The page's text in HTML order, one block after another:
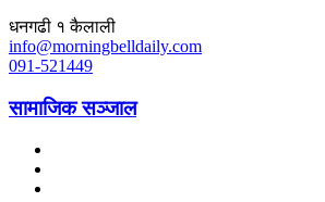
धनगढी १ कैलाली
info@morningbelldaily.com
091-521449
सामाजिक सञ्जाल